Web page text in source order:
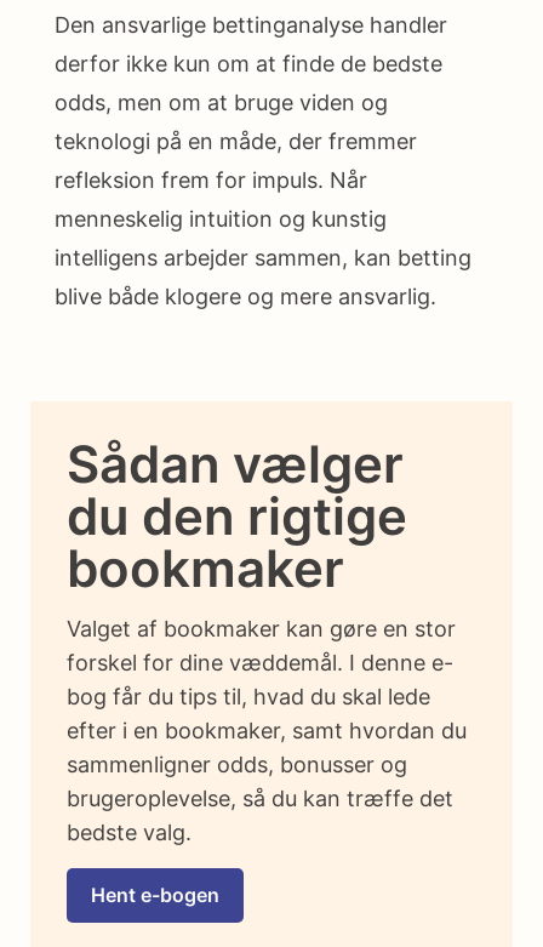
Den ansvarlige bettinganalyse handler
derfor ikke kun om at finde de bedste
odds, men om at bruge viden og
teknologi på en måde, der fremmer
refleksion frem for impuls. Når
menneskelig intuition og kunstig
intelligens arbejder sammen, kan betting
blive både klogere og mere ansvarlig.
Sådan vælger
du den rigtige
bookmaker
Valget af bookmaker kan gøre en stor
forskel for dine væddemål. I denne e-
bog får du tips til, hvad du skal lede
efter i en bookmaker, samt hvordan du
sammenligner odds, bonusser og
brugeroplevelse, så du kan træffe det
bedste valg.
Hent e-bogen